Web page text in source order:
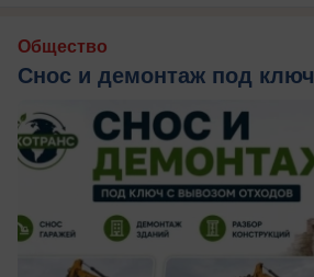
Общество
Снос и демонтаж под ключ